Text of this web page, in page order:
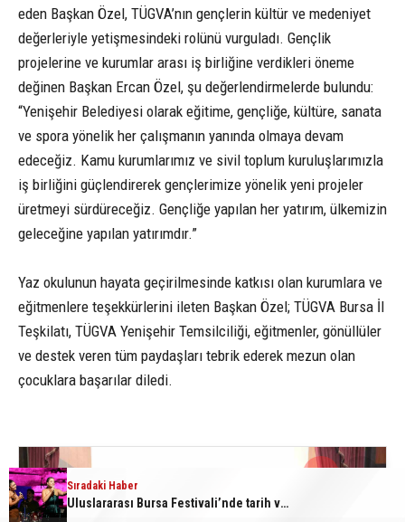
Sıradaki Haber
Başkan Ercan Özel: Türkiye’nin en büyük gücü milli ve manevi değerlerle yetişen nesillerdir
eden Başkan Özel, TÜGVA’nın gençlerin kültür ve medeniyet
değerleriyle yetişmesindeki rolünü vurguladı. Gençlik
projelerine ve kurumlar arası iş birliğine verdikleri öneme
değinen Başkan Ercan Özel, şu değerlendirmelerde bulundu:
“Yenişehir Belediyesi olarak eğitime, gençliğe, kültüre, sanata
ve spora yönelik her çalışmanın yanında olmaya devam
edeceğiz. Kamu kurumlarımız ve sivil toplum kuruluşlarımızla
iş birliğini güçlendirerek gençlerimize yönelik yeni projeler
üretmeyi sürdüreceğiz. Gençliğe yapılan her yatırım, ülkemizin
geleceğine yapılan yatırımdır.”
Yaz okulunun hayata geçirilmesinde katkısı olan kurumlara ve
eğitmenlere teşekkürlerini ileten Başkan Özel; TÜGVA Bursa İl
Teşkilatı, TÜGVA Yenişehir Temsilciliği, eğitmenler, gönüllüler
ve destek veren tüm paydaşları tebrik ederek mezun olan
çocuklara başarılar diledi.
Sıradaki Haber
Uluslararası Bursa Festivali’nde tarih ve müzik buluştu